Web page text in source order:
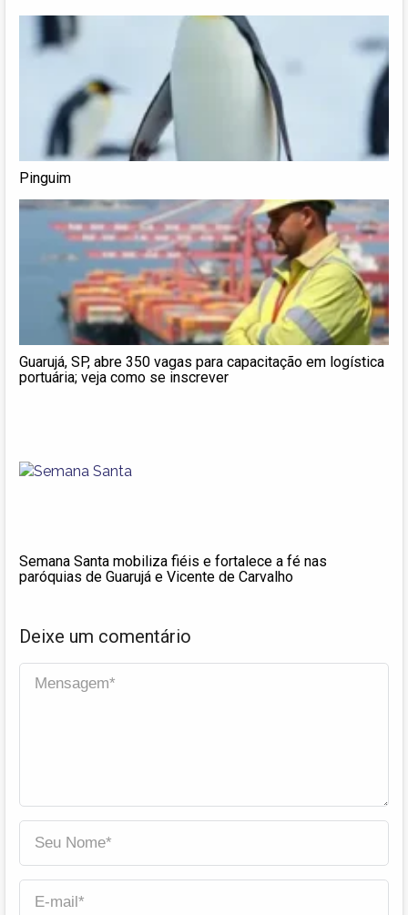
Pinguim
Guarujá, SP, abre 350 vagas para capacitação em logística
portuária; veja como se inscrever
Semana Santa mobiliza fiéis e fortalece a fé nas
paróquias de Guarujá e Vicente de Carvalho
Deixe um comentário